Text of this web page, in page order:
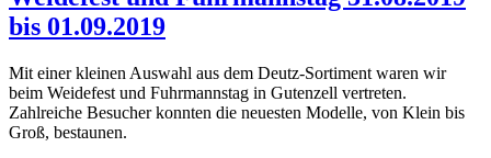
bis 01.09.2019
Mit einer kleinen Auswahl aus dem Deutz-Sortiment waren wir
beim Weidefest und Fuhrmannstag in Gutenzell vertreten.
Zahlreiche Besucher konnten die neuesten Modelle, von Klein bis
Groß, bestaunen.